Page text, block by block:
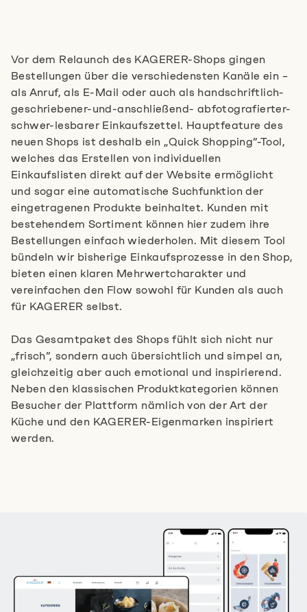
Vor dem Relaunch des KAGERER-Shops gingen
Bestellungen über die verschiedensten Kanäle ein –
als Anruf, als E-Mail oder auch als handschriftlich-
geschriebener-und-anschließend- abfotografierter-
schwer-lesbarer Einkaufszettel. Hauptfeature des
neuen Shops ist deshalb ein „Quick Shopping”-Tool,
welches das Erstellen von individuellen
Einkaufslisten direkt auf der Website ermöglicht
und sogar eine automatische Suchfunktion der
eingetragenen Produkte beinhaltet. Kunden mit
bestehendem Sortiment können hier zudem ihre
Bestellungen einfach wiederholen. Mit diesem Tool
bündeln wir bisherige Einkaufsprozesse in den Shop,
bieten einen klaren Mehrwertcharakter und
vereinfachen den Flow sowohl für Kunden als auch
für KAGERER selbst.
Das Gesamtpaket des Shops fühlt sich nicht nur
„frisch”, sondern auch übersichtlich und simpel an,
gleichzeitig aber auch emotional und inspirierend.
Neben den klassischen Produktkategorien können
Besucher der Plattform nämlich von der Art der
Küche und den KAGERER-Eigenmarken inspiriert
werden.